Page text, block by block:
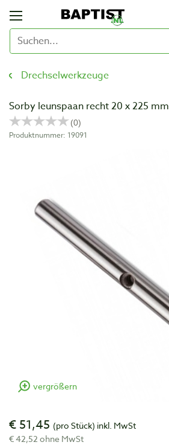
Drechselwerkzeuge
Sorby leunspaan recht 20 x 225 mm
Produktnummer: 19091
vergrößern
€ 51,45 (pro Stück) inkl. MwSt
€ 42,52 ohne MwSt